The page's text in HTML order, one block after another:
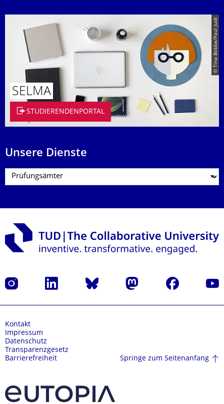
© Tina Bobbe/Paul Judt
SELMA
STUDIERENDENPORTAL
Unsere Dienste
Instagram LinkedIn Bluesky Mastodon Facebook
Kontakt
Impressum
Datenschutz
Transparenzgesetz
Barrierefreiheit
Springe zum Seitenanfang